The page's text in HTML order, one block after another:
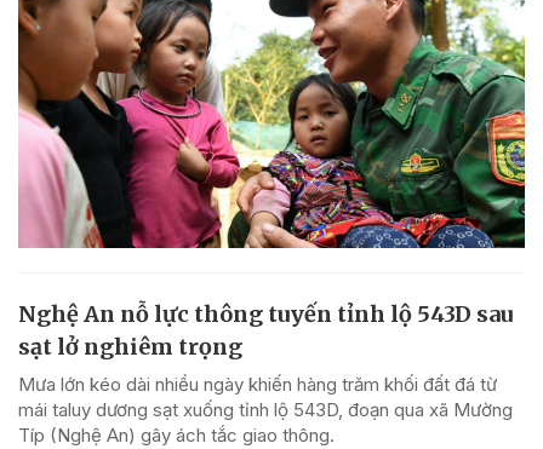
Nghệ An nỗ lực thông tuyến tỉnh lộ 543D sau
sạt lở nghiêm trọng
Mưa lớn kéo dài nhiều ngày khiến hàng trăm khối đất đá từ
mái taluy dương sạt xuống tỉnh lộ 543D, đoạn qua xã Mường
Típ (Nghệ An) gây ách tắc giao thông.